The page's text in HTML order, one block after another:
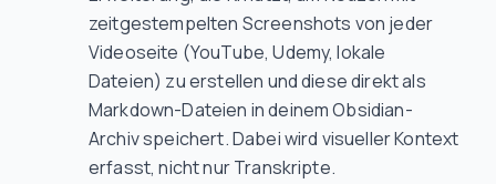
zeitgestempelten Screenshots von jeder
Videoseite (YouTube, Udemy, lokale
Dateien) zu erstellen und diese direkt als
Markdown-Dateien in deinem Obsidian-
Archiv speichert. Dabei wird visueller Kontext
erfasst, nicht nur Transkripte.